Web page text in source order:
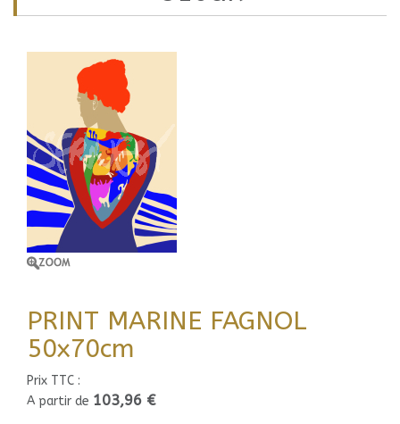
PRINT MARINE FAGNOL
50x70cm
Prix TTC :
A partir de 103,96 €